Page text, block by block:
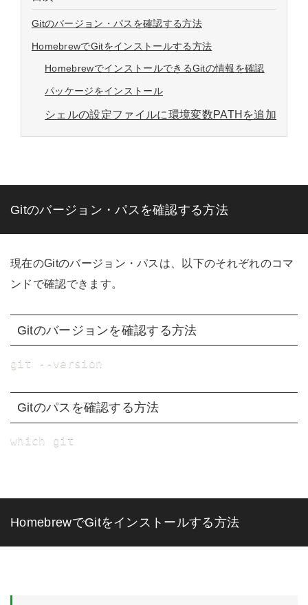
Gitのバージョン・パスを確認する方法
HomebrewでGitをインストールする方法
HomebrewでインストールできるGitの情報を確認
パッケージをインストール
シェルの設定ファイルに環境変数PATHを追加
Gitのバージョン・パスを確認する方法
現在のGitのバージョン・パスは、以下のそれぞれのコマ
ンドで確認できます。
Gitのバージョンを確認する方法
git --version
Gitのパスを確認する方法
which git
HomebrewでGitをインストールする方法